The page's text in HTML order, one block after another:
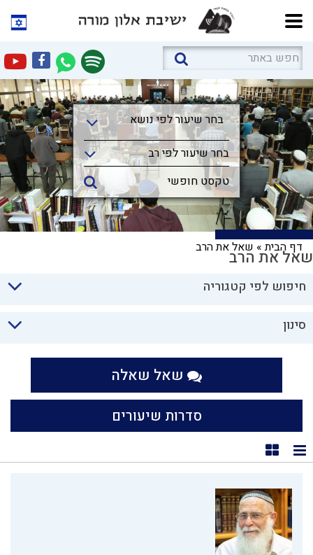
בחר שיעור לפי נושא
בחר שיעור לפי נושא
בחר שיעור לפי רב
דף הבית» שאל את הרבשאל את הרב
חיפוש לפי קטגוריה
סינון
שאל שאלה
סדרות שיעורים
תצוגת רשימה
תצוגת קוביות